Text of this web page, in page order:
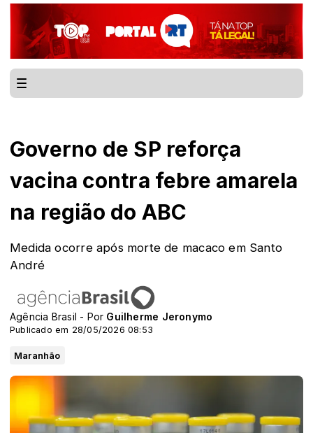
Governo de SP reforça
vacina contra febre amarela
na região do ABC
Medida ocorre após morte de macaco em Santo
André
Agência Brasil - Por Guilherme Jeronymo
Publicado em 28/05/2026 08:53
Maranhão